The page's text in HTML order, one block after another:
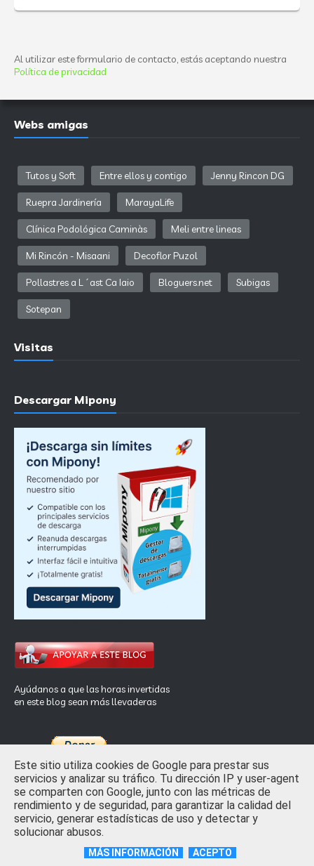
Al utilizar este formulario de contacto, estás aceptando nuestra
Política de privacidad
Webs amigas
Tutos y Soft Entre ellos y contigo Jenny Rincon DG
Ruepra Jardinería MarayaLife
Clínica Podológica Caminàs Meli entre lineas
Mi Rincón - Misaani Decoflor Puzol
Pollastres a L´ast Ca Iaio Bloguers.net Subigas
Sotepan
Visitas
Descargar Mipony
Ayúdanos a que las horas invertidas
en este blog sean más llevaderas
Inicio Privacidad y Ley de Cookies
Contactar
Crafted with
by
Templates
Este sitio utiliza cookies de Google para prestar sus
servicios y analizar su tráfico. Tu dirección IP y user-agent
se comparten con Google, junto con las métricas de
rendimiento y de seguridad, para garantizar la calidad del
servicio, generar estadísticas de uso y detectar y
solucionar abusos.
MÁS INFORMACIÓN ACEPTO